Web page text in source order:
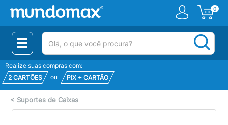
0
(pesquisar)
Realize suas compras com:
2 CARTÕES
ou PIX + CARTÃO
< Suportes de Caixas